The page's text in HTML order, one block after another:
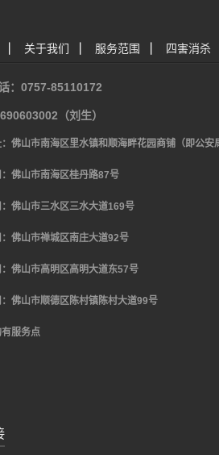
关于我们 服务范围 四害消杀
：0757-85110172
（刘生）
佛山市南海区里水镇和顺海畔花园商铺（即公安
佛山市南海区桂丹路87号
佛山市三水区三水大道169号
佛山市禅城区南庄大道92号
佛山市高明区高明大道东57号
佛山市顺德区陈村镇陈村大道99号
服务点